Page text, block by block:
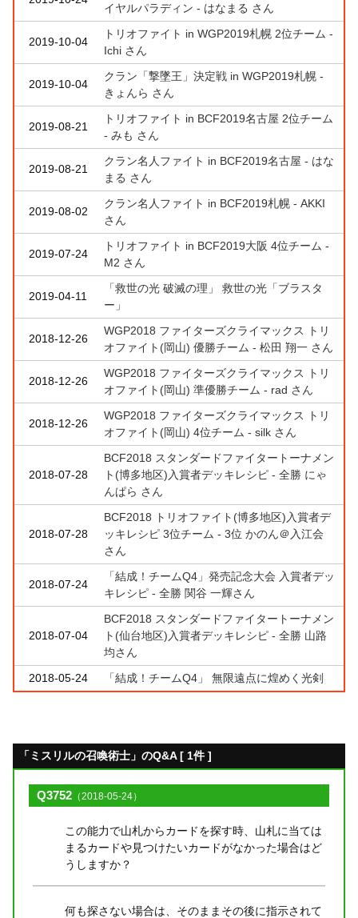
イヤルパラディン - はなまる さん
2019-10-04
トリオファイト in WGP2019札幌 2位チーム -
Ichi さん
2019-10-04
クラン「撃墜王」決定戦 in WGP2019札幌 -
きょんら さん
2019-08-21
トリオファイト in BCF2019名古屋 2位チーム
- みも さん
2019-08-21
クラン名人ファイト in BCF2019名古屋 - はな
まる さん
2019-08-02
クラン名人ファイト in BCF2019札幌 - AKKI
さん
2019-07-24
トリオファイト in BCF2019大阪 4位チーム -
M2 さん
2019-04-11
「救世の光 破滅の理」 救世の光「ブラスタ
ー」
2018-12-26
WGP2018 ファイターズクライマックス トリ
オファイト(岡山) 優勝チーム - 松田 翔一 さん
2018-12-26
WGP2018 ファイターズクライマックス トリ
オファイト(岡山) 準優勝チーム - rad さん
2018-12-26
WGP2018 ファイターズクライマックス トリ
オファイト(岡山) 4位チーム - silk さん
2018-07-28
BCF2018 スタンダードファイタートーナメン
ト(博多地区)入賞者デッキレシピ - 全勝 にゃ
んぱら さん
2018-07-28
BCF2018 トリオファイト(博多地区)入賞者デ
ッキレシピ 3位チーム - 3位 かのん＠入江会
さん
2018-07-24
「結成！チームQ4」発売記念大会 入賞者デッ
キレシピ - 全勝 関谷 一輝さん
2018-07-04
BCF2018 スタンダードファイタートーナメン
ト(仙台地区)入賞者デッキレシピ - 全勝 山路
均さん
2018-05-24
「結成！チームQ4」 無限遠点に煌めく光剣
「ミスリルの召喚術士」のQ&A [ 1件 ]
Q3752 （2018-05-24）
この能力で山札からカードを探す時、山札に当ては
まるカードや見つけたいカードがなかった場合はど
うしますか？
何も探さない場合は、そのままその後に指示されて